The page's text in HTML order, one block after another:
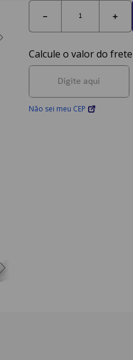
＋
－
Não sei meu CEP